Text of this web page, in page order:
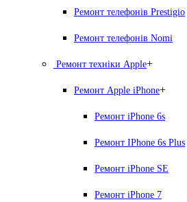
Ремонт телефонів Prestigio
Ремонт телефонів Nomi
Ремонт техніки Apple+
Ремонт Apple iPhone+
Ремонт iPhone 6s
Ремонт IPhone 6s Plus
Ремонт iPhone SE
Ремонт iPhone 7